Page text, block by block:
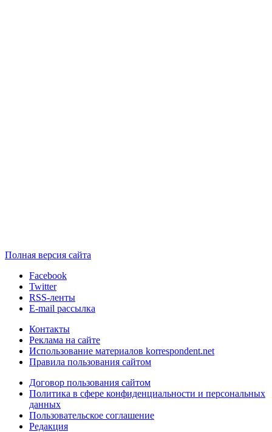
Полная версия сайта
Facebook
Twitter
RSS-ленты
E-mail рассылка
Контакты
Реклама на сайте
Использование материалов korrespondent.net
Правила пользования сайтом
Договор пользования сайтом
Политика в сфере конфиденциальности и персональных
данных
Пользовательское соглашение
Редакция